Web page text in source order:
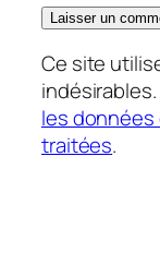
Ce site
indésirables.
les
traitées.